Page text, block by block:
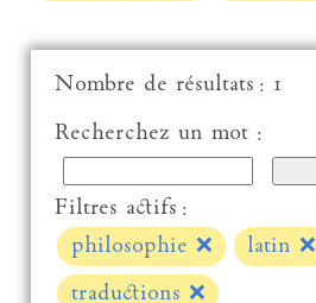
Nombre de résultats : 1
Recherchez un mot :
Filtres actifs :
philosophie ❌ latin❌
traductions ❌